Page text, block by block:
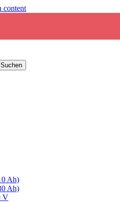
content
Suchen
Ah)
Ah)
V